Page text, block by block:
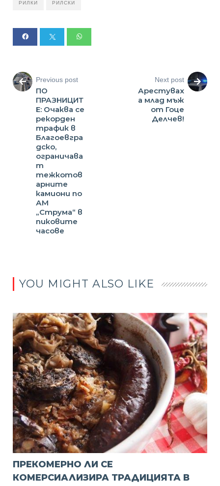
РИЛКИ РИЛСКИ
Previous post
ПО
ПРАЗНИЦИТ
Е: Очаква се
рекорден
трафик в
Благоевгра
дско,
ограничава
т
тежкотов
арните
камиони по
АМ
„Струма“ в
пиковите
часове
Next post
Арестувах
а млад мъж
от Гоце
Делчев!
YOU MIGHT ALSO LIKE
ПРЕКОМЕРНО ЛИ СЕ
КОМЕРСИАЛИЗИРА ТРАДИЦИЯТА В